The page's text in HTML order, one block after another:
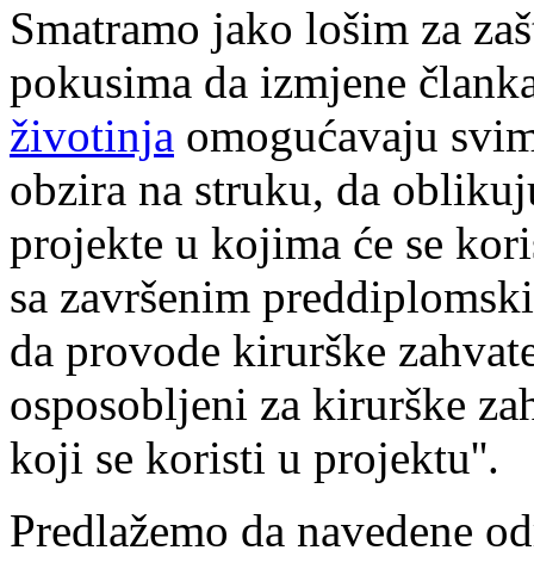
Smatramo jako lošim za
pokusima da izmjene
životinja omogućavaju
obzira na struku, da
projekte u kojima će se
sa završenim
da provode kirurške
osposobljeni za kirurške
koji se koristi u projektu''.
Predlažemo da navedene